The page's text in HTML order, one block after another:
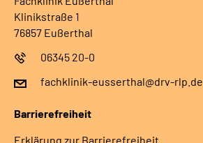
Klinikstraße 1
76857 Eußerthal
06345 20-0
fachklinik-eusserthal@drv-rlp.de
Barrierefreiheit
Erklärung zur Barrierefreiheit